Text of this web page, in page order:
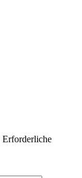
Erforderliche